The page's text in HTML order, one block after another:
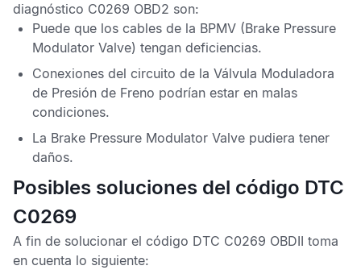
diagnóstico C0269 OBD2 son:
Puede que los cables de la BPMV (Brake Pressure
Modulator Valve) tengan deficiencias.
Conexiones del circuito de la Válvula Moduladora
de Presión de Freno podrían estar en malas
condiciones.
La Brake Pressure Modulator Valve pudiera tener
daños.
Posibles soluciones del código DTC
C0269
A fin de solucionar el código DTC C0269 OBDII toma
en cuenta lo siguiente: